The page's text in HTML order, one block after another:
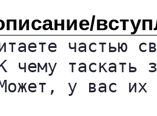
частью
чему таскать
у вас